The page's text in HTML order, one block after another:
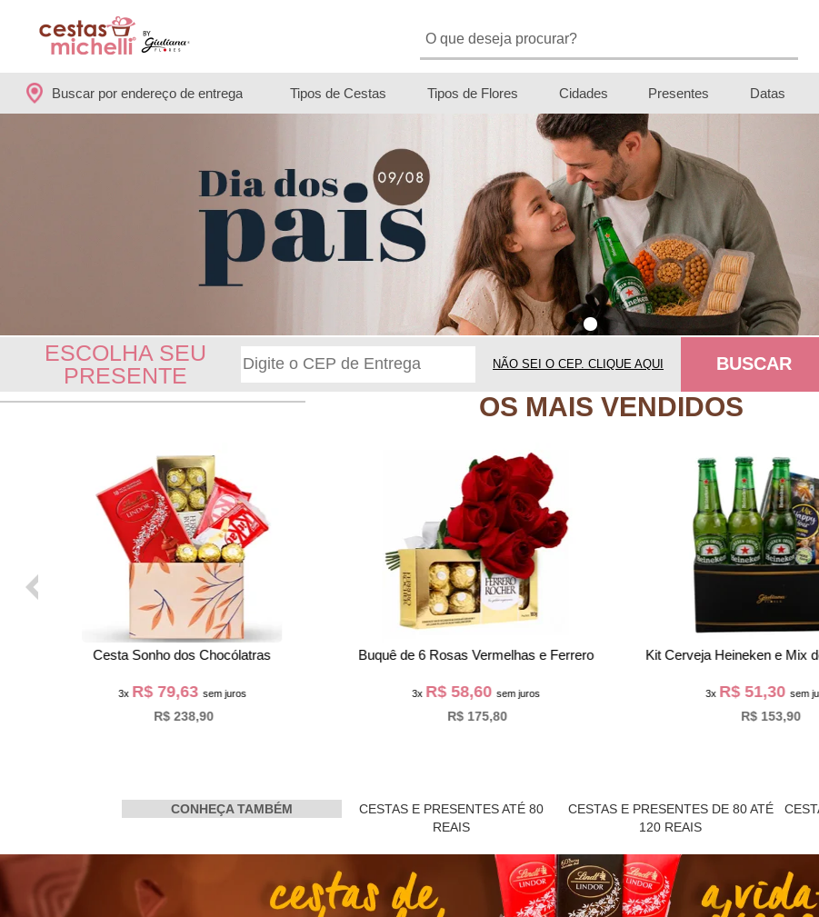
Buscar por endereço de entrega Tipos de Cestas Tipos de Flores Cidades Presentes Datas
ESCOLHA SEU
PRESENTE
NÃO SEI O CEP. CLIQUE AQUI BUSCAR
OS MAIS VENDIDOS
Coração de Bombom e Stitch
3xR$ 99,30sem juros
R$ 297,90
Delicado Box com Astromélias e Chocolate
3xR$ 94,30sem juros
R$ 282,90
Cesta Sonho dos
3xR$ 79,63sem
R$ 238,90
CONHEÇA TAMBÉM
CESTAS E PRESENTES ATÉ 80
REAIS
CESTAS E PRESENTES DE 80 ATÉ
120 REAIS